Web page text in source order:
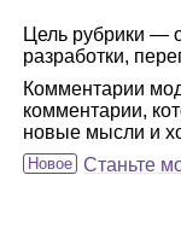
Цель рубрики —
разработки,
Комментарии
комментарии,
новые мысли и
Новое Станьте